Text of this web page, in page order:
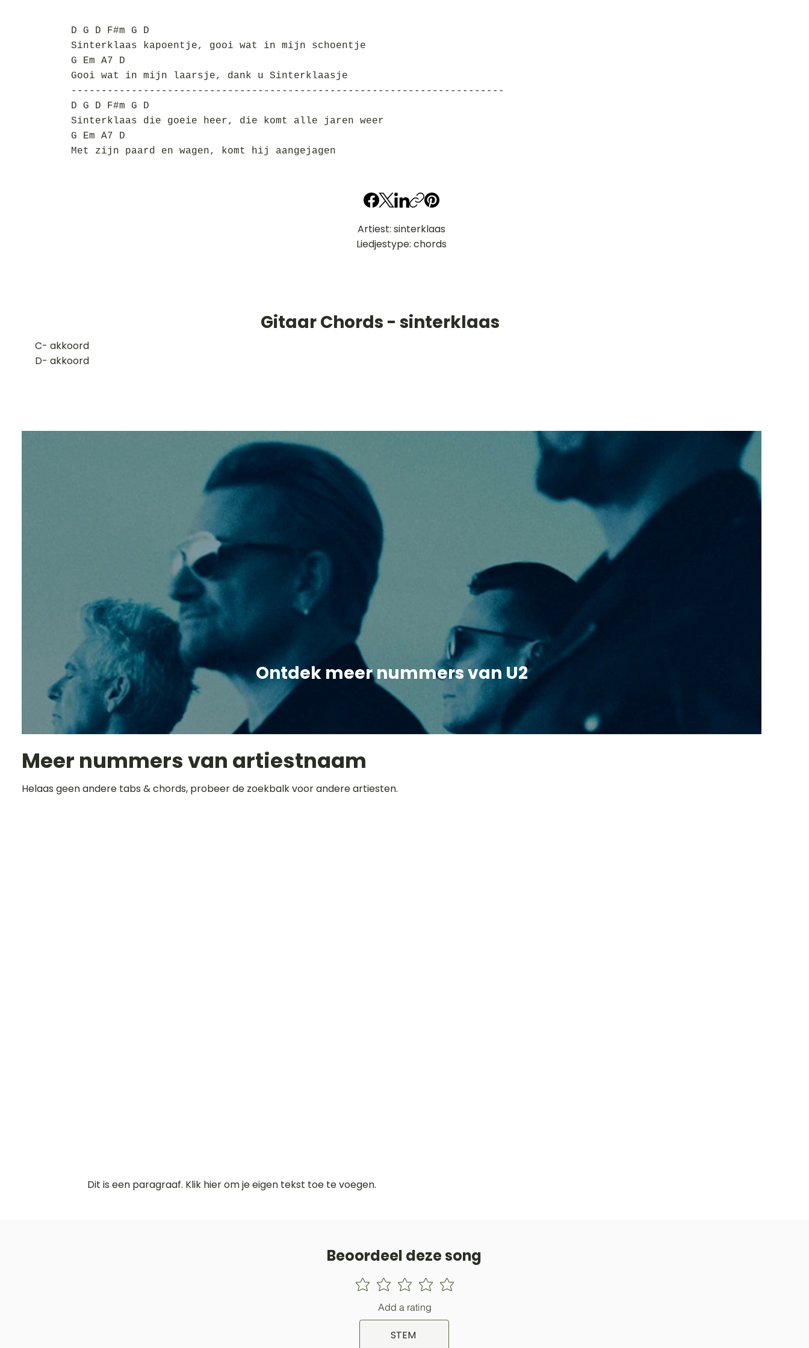
D G D F#m G D
Sinterklaas kapoentje, gooi wat in mijn schoentje
G Em A7 D
Gooi wat in mijn laarsje, dank u Sinterklaasje
------------------------------------------------------------------------
D G D F#m G D
Sinterklaas die goeie heer, die komt alle jaren weer
G Em A7 D
Met zijn paard en wagen, komt hij aangejagen
Artiest: sinterklaas
Liedjestype: chords
Gitaar Chords - sinterklaas
​C- akkoord
D- akkoord
Ontdek meer nummers van U2
Meer nummers van artiestnaam
Helaas geen andere tabs & chords, probeer de zoekbalk voor andere artiesten.
Dit is een paragraaf. Klik hier om je eigen tekst toe te voegen.
Beoordeel deze song
Add a rating
STEM